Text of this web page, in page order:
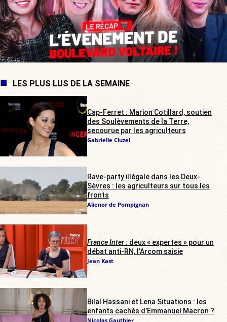
LES PLUS LUS DE LA SEMAINE
Cap-Ferret : Marion Cotillard, soutien
des Soulèvements de la Terre,
secourue par les agriculteurs
Gabrielle Cluzel
Rave-party illégale dans les Deux-
Sèvres : les agriculteurs sur tous les
fronts
Alienor de Pompignan
France Inter: deux « expertes » pour un
débat anti-RN, l’Arcom saisie
Jean Kast
Bilal Hassani et Lena Situations : les
enfants cachés d’Emmanuel Macron ?
Nicolas Gauthier